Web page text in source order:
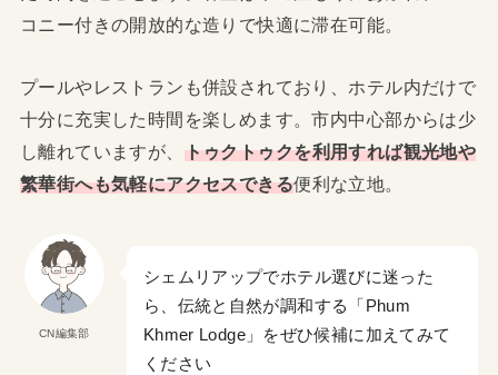
コニー付きの開放的な造りで快適に滞在可能。
プールやレストランも併設されており、ホテル内だけで
十分に充実した時間を楽しめます。市内中心部からは少
し離れていますが、 トゥクトゥクを利用すれば観光地や
繁華街へも気軽にアクセスできる便利な立地。
CN編集部
シェムリアップでホテル選びに迷った
ら、伝統と自然が調和する「Phum
Khmer Lodge」をぜひ候補に加えてみて
ください